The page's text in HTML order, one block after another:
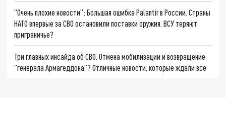
"Очень плохие новости": Большая ошибка Palantir в России. Страны
НАТО впервые за СВО остановили поставки оружия. ВСУ теряют
приграничье?
Три главных инсайда об СВО. Отмена мобилизации и возвращение
"генерала Армагеддона"? Отличные новости, которые ждали все